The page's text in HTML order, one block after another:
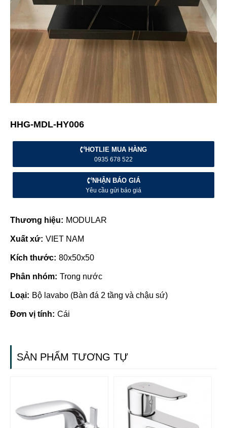
HHG-MDL-HY006
HOTLIE MUA HÀNG
0935 678 522
NHẬN BÁO GIÁ
Yêu cầu gửi báo giá
Thương hiệu: MODULAR
Xuất xứ: VIET NAM
Kích thước: 80x50x50
Phân nhóm: Trong nước
Loại: Bộ lavabo (Bàn đá 2 tầng và chậu sứ)
Đơn vị tính: Cái
SẢN PHẨM TƯƠNG TỰ